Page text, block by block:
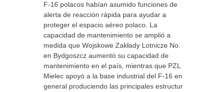
F-16 polacos habían asumido funciones de
alerta de reacción rápida para ayudar a
proteger el espacio aéreo polaco. La
capacidad de mantenimiento se amplió a
medida que Wojskowe Zakłady Lotnicze No. 2
en Bydgoszcz aumentó su capacidad de
mantenimiento en el país, mientras que PZL
Mielec apoyó a la base industrial del F-16 en
general produciendo las principales estructuras